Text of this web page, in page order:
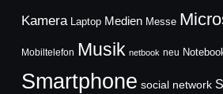
Kamera Laptop Medien Messe
Mobiltelefon Musik netbook neu
Smartphone social network